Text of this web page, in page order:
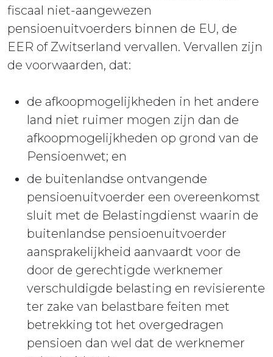
fiscaal niet-aangewezen
pensioenuitvoerders binnen de EU, de
EER of Zwitserland vervallen. Vervallen zijn
de voorwaarden, dat:
de afkoopmogelijkheden in het andere
land niet ruimer mogen zijn dan de
afkoopmogelijkheden op grond van de
Pensioenwet; en
de buitenlandse ontvangende
pensioenuitvoerder een overeenkomst
sluit met de Belastingdienst waarin de
buitenlandse pensioenuitvoerder
aansprakelijkheid aanvaardt voor de
door de gerechtigde werknemer
verschuldigde belasting en revisierente
ter zake van belastbare feiten met
betrekking tot het overgedragen
pensioen dan wel dat de werknemer